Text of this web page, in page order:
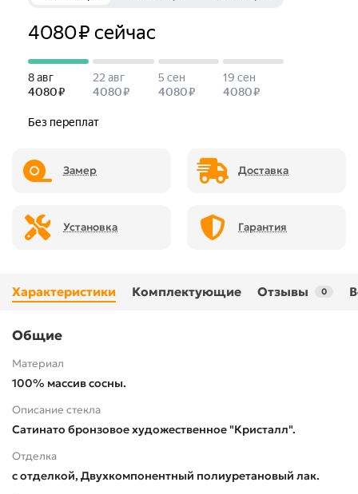
Замер Доставка
Установка Гарантия
Характеристики Комплектующие Отзывы 0
Общие
Материал
100% массив сосны.
Описание стекла
Сатинато бронзовое художественное "Кристалл".
Отделка
с отделкой, Двухкомпонентный полиуретановый лак.